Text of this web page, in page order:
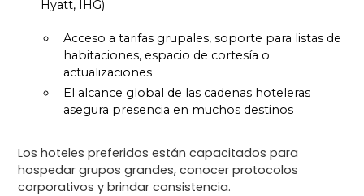
Hyatt, IHG)
Acceso a tarifas grupales, soporte para listas de
habitaciones, espacio de cortesía o
actualizaciones
El alcance global de las cadenas hoteleras
asegura presencia en muchos destinos
Los hoteles preferidos están capacitados para
hospedar grupos grandes, conocer protocolos
corporativos y brindar consistencia.